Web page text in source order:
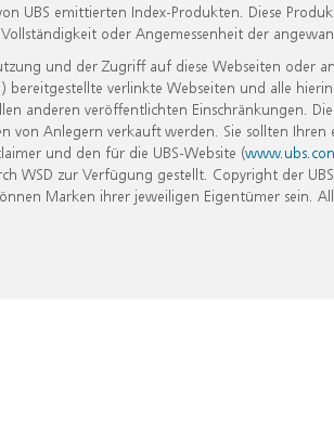
UBS emittierten Index-Produkten. Diese
oder Angemessenheit der
und der Zugriff auf diese Webseiten oder
verlinkte Webseiten und alle
anderen veröffentlichten Einschränkungen.
Anlegern verkauft werden. Sie sollten
und den für die UBS-Website (
zur Verfügung gestellt. Copyright der
Marken ihrer jeweiligen Eigentümer sein.